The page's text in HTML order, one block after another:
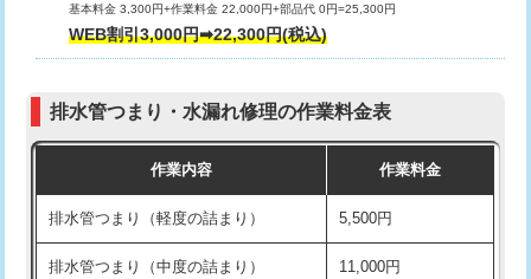
モルタル補修（厚さ10㎝超え）
追加人工 16,500円
現場見積
※給水管工事は20mmまでの価格です。
交換・取付(排水栓・排水トラップ
交換・取付（その他部品） 11,000円+材料費
持込商品取付（単水栓） 13,200円
持込商品取付（混合水栓） 16,500円
持込商品取付（浄水器・分岐水栓） 16,500円
基本料金 3,300円+作業料金 22,000円+部品代 0円=25,300円
WEB割引3,000円➡22,300円(税込)
排水管つまり・水漏れ修理の作業料金表
作業内容 作業料金
排水管つまり（軽度の詰まり） 5,500円
排水管つまり（中度の詰まり） 11,000円